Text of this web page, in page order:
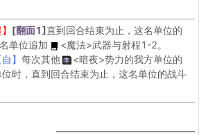
[翻面1]直到回合结束为止，这名单位的
单位追加
<魔法>武器与射程1-2。
自】 每次其他 <暗夜>势力的我方单位的
时，直到回合结束为止，这名单位的战斗